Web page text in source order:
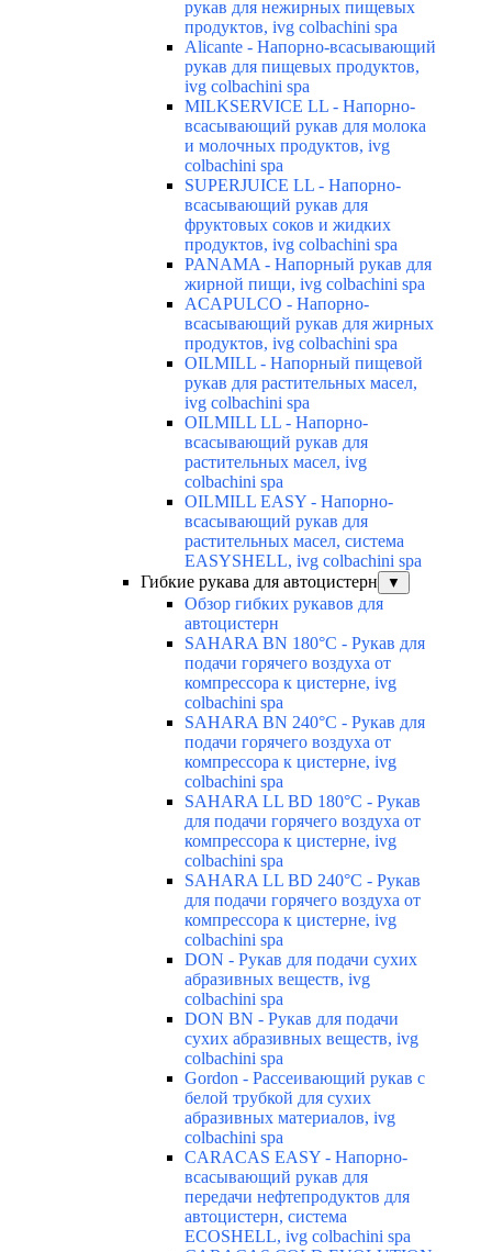
рукав для нежирных пищевых
продуктов, ivg colbachini spa
Alicante - Напорно-всасывающий
рукав для пищевых продуктов,
ivg colbachini spa
MILKSERVICE LL - Напорно-
всасывающий рукав для молока
и молочных продуктов, ivg
colbachini spa
SUPERJUICE LL - Напорно-
всасывающий рукав для
фруктовых соков и жидких
продуктов, ivg colbachini spa
PANAMA - Напорный рукав для
жирной пищи, ivg colbachini spa
ACAPULCO - Напорно-
всасывающий рукав для жирных
продуктов, ivg colbachini spa
OILMILL - Напорный пищевой
рукав для растительных масел,
ivg colbachini spa
OILMILL LL - Напорно-
всасывающий рукав для
растительных масел, ivg
colbachini spa
OILMILL EASY - Напорно-
всасывающий рукав для
растительных масел, система
EASYSHELL, ivg colbachini spa
Гибкие рукава для автоцистерн
▼
Обзор гибких рукавов для
автоцистерн
SAHARA BN 180°C - Рукав для
подачи горячего воздуха от
компрессора к цистерне, ivg
colbachini spa
SAHARA BN 240°C - Рукав для
подачи горячего воздуха от
компрессора к цистерне, ivg
colbachini spa
SAHARA LL BD 180°C - Рукав
для подачи горячего воздуха от
компрессора к цистерне, ivg
colbachini spa
SAHARA LL BD 240°C - Рукав
для подачи горячего воздуха от
компрессора к цистерне, ivg
colbachini spa
DON - Рукав для подачи сухих
абразивных веществ, ivg
colbachini spa
DON BN - Рукав для подачи
сухих абразивных веществ, ivg
colbachini spa
Gordon - Рассеивающий рукав с
белой трубкой для сухих
абразивных материалов, ivg
colbachini spa
CARACAS EASY - Напорно-
всасывающий рукав для
передачи нефтепродуктов для
автоцистерн, система
ECOSHELL, ivg colbachini spa